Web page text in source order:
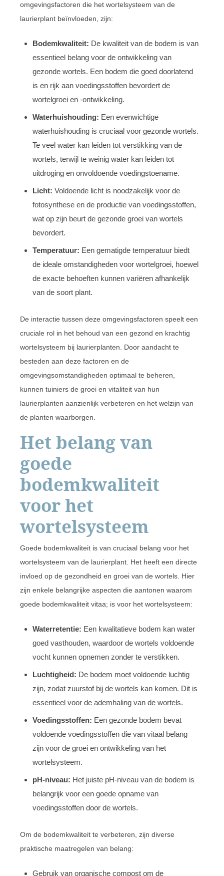
omgevingsfactoren die het wortelsysteem van de
laurierplant beïnvloeden, zijn:
Bodemkwaliteit: De kwaliteit van de bodem is van
essentieel belang voor de ontwikkeling van
gezonde wortels. Een bodem die goed doorlatend
is en rijk aan voedingsstoffen bevordert de
wortelgroei en -ontwikkeling.
Waterhuishouding: Een evenwichtige
waterhuishouding is cruciaal voor gezonde wortels.
Te veel water kan leiden tot verstikking van de
wortels, terwijl te weinig water kan leiden tot
uitdroging en onvoldoende voedingstoename.
Licht: Voldoende licht is noodzakelijk voor de
fotosynthese en de productie van voedingsstoffen,
wat op zijn beurt de gezonde groei van wortels
bevordert.
Temperatuur: Een gematigde temperatuur biedt
de ideale omstandigheden voor wortelgroei, hoewel
de exacte behoeften kunnen variëren afhankelijk
van de soort plant.
De interactie tussen deze omgevingsfactoren speelt een
cruciale rol in het behoud van een gezond en krachtig
wortelsysteem bij laurierplanten. Door aandacht te
besteden aan deze factoren en de
omgevingsomstandigheden optimaal te beheren,
kunnen tuiniers de groei en vitaliteit van hun
laurierplanten aanzienlijk verbeteren en het welzijn van
de planten waarborgen.
Het belang van
goede
bodemkwaliteit
voor het
wortelsysteem
Goede bodemkwaliteit is van cruciaal belang voor het
wortelsysteem van de laurierplant. Het heeft een directe
invloed op de gezondheid en groei van de wortels. Hier
zijn enkele belangrijke aspecten die aantonen waarom
goede bodemkwaliteit vitaa; is voor het wortelsysteem:
Waterretentie: Een kwalitatieve bodem kan water
goed vasthouden, waardoor de wortels voldoende
vocht kunnen opnemen zonder te verstikken.
Luchtigheid: De bodem moet voldoende luchtig
zijn, zodat zuurstof bij de wortels kan komen. Dit is
essentieel voor de ademhaling van de wortels.
Voedingsstoffen: Een gezonde bodem bevat
voldoende voedingsstoffen die van vitaal belang
zijn voor de groei en ontwikkeling van het
wortelsysteem.
pH-niveau: Het juiste pH-niveau van de bodem is
belangrijk voor een goede opname van
voedingsstoffen door de wortels.
Om de bodemkwaliteit te verbeteren, zijn diverse
praktische maatregelen van belang:
Gebruik van organische compost om de